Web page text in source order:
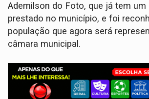
Ademilson do Foto, que já tem um
prestado no município, e foi
população que agora será
câmara municipal.